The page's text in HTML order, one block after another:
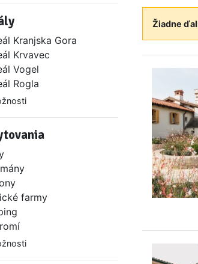
Kranjska Gora
Krvavec
Vogel
Rogla
farmy
Žiadne